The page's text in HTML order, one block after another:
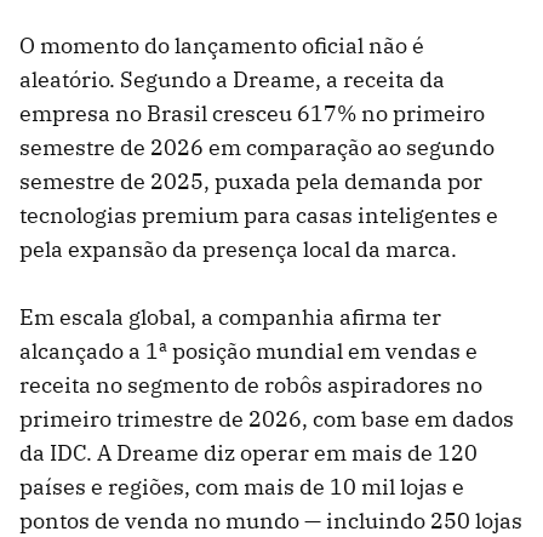
O momento do lançamento oficial não é
aleatório. Segundo a Dreame, a receita da
empresa no Brasil cresceu 617% no primeiro
semestre de 2026 em comparação ao segundo
semestre de 2025, puxada pela demanda por
tecnologias premium para casas inteligentes e
pela expansão da presença local da marca.
Em escala global, a companhia afirma ter
alcançado a 1ª posição mundial em vendas e
receita no segmento de robôs aspiradores no
primeiro trimestre de 2026, com base em dados
da IDC. A Dreame diz operar em mais de 120
países e regiões, com mais de 10 mil lojas e
pontos de venda no mundo — incluindo 250 lojas